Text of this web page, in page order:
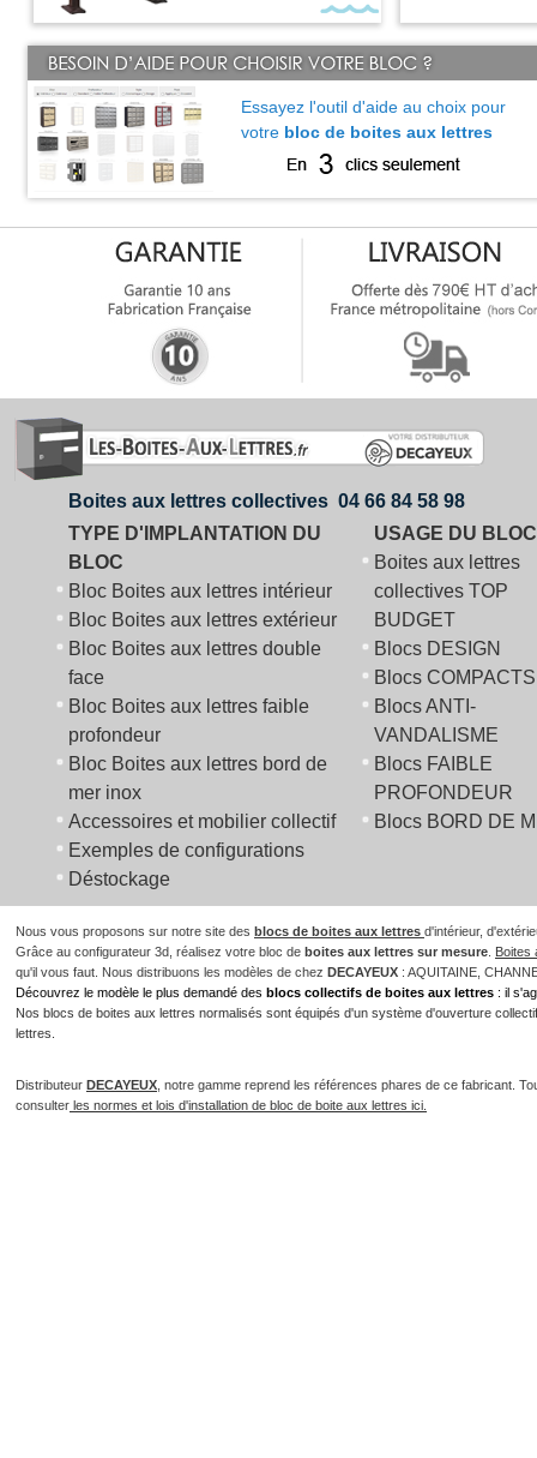
Essayez l'outil d'aide au choix pour
votre bloc de boites aux lettres
Boites aux lettres collectives 04 66 84 58 98
TYPE D'IMPLANTATION DU
BLOC
Bloc Boites aux lettres intérieur
Bloc Boites aux lettres extérieur
Bloc Boites aux lettres double
face
Bloc Boites aux lettres faible
profondeur
Bloc Boites aux lettres bord de
mer inox
Accessoires et mobilier collectif
Exemples de configurations
Déstockage
USAGE DU BLOC
Boites aux lettres
collectives TOP
BUDGET
Blocs DESIGN
Blocs COMPACTS
Blocs ANTI-
VANDALISME
Blocs FAIBLE
PROFONDEUR
Blocs BORD DE
Nous vous proposons sur notre site des blocs de boites aux lettres d'intérieur,
Grâce au configurateur 3d, réalisez votre bloc de boites aux lettres sur mesure Boites
qu'il vous faut. Nous distribuons les modèles de chez DECAYEUX : AQUITAINE,
Découvrez le modèle le plus demandé des blocs collectifs de boites aux lettres : il
Nos blocs de boites aux lettres normalisés sont équipés d'un système d'ouverture
lettres.
Distributeur DECAYEUX , notre gamme reprend les références phares de ce fabricant.
consulter les normes et lois d'installation de bloc de boite aux lettres ici.